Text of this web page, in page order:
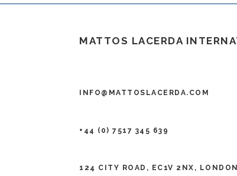
MATTOS LACERDA
INFO@MATTOSLACERDA.COM
+44 (0) 7517 345 639
124 CITY ROAD, EC1V 2NX,